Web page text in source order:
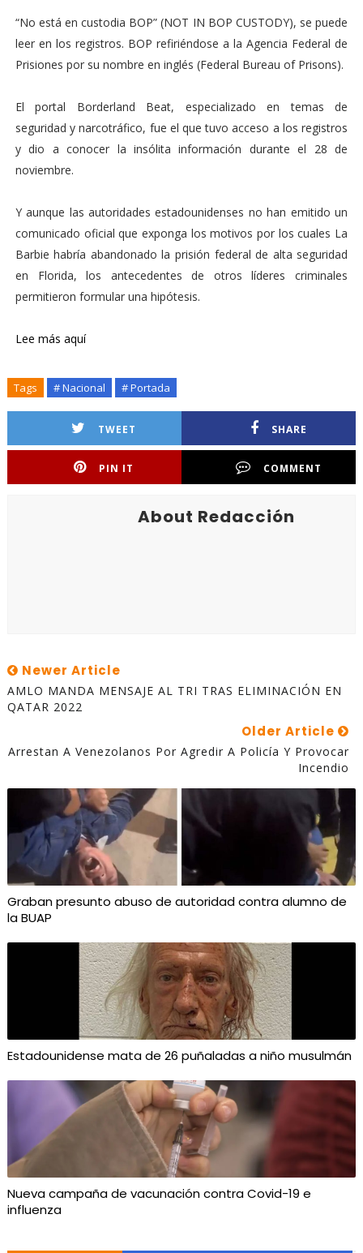
“No está en custodia BOP” (NOT IN BOP CUSTODY), se puede
leer en los registros. BOP refiriéndose a la Agencia Federal de
Prisiones por su nombre en inglés (Federal Bureau of Prisons).
El portal Borderland Beat, especializado en temas de
seguridad y narcotráfico, fue el que tuvo acceso a los registros
y dio a conocer la insólita información durante el 28 de
noviembre.
Y aunque las autoridades estadounidenses no han emitido un
comunicado oficial que exponga los motivos por los cuales La
Barbie habría abandonado la prisión federal de alta seguridad
en Florida, los antecedentes de otros líderes criminales
permitieron formular una hipótesis.
Lee más aquí
Tags # Nacional # Portada
TWEET SHARE
PIN IT COMMENT
About Redacción
Newer Article
AMLO MANDA MENSAJE AL TRI TRAS ELIMINACIÓN EN
QATAR 2022
Older Article
Arrestan A Venezolanos Por Agredir A Policía Y Provocar
Incendio
Graban presunto abuso de autoridad contra alumno de
la BUAP
Estadounidense mata de 26 puñaladas a niño musulmán
Nueva campaña de vacunación contra Covid-19 e
influenza